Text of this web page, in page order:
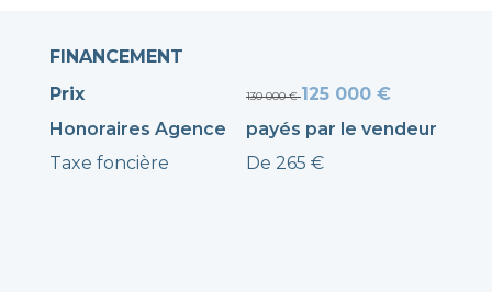
FINANCEMENT
Prix
130 000 €125 000 €
Honoraires Agence
payés par le vendeur
Taxe foncière
De 265 €